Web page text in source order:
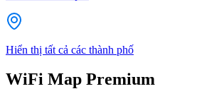
Hiển thị tất cả các thành phố
WiFi Map Premium